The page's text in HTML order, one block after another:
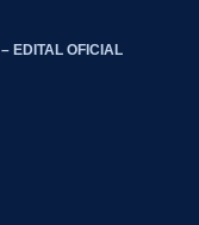
EDITAL OFICIAL